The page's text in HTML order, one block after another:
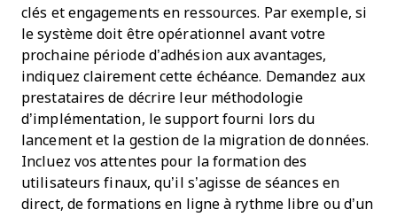
clés et engagements en ressources. Par exemple, si
le système doit être opérationnel avant votre
prochaine période d’adhésion aux avantages,
indiquez clairement cette échéance. Demandez aux
prestataires de décrire leur méthodologie
d’implémentation, le support fourni lors du
lancement et la gestion de la migration de données.
Incluez vos attentes pour la formation des
utilisateurs finaux, qu’il s’agisse de séances en
direct, de formations en ligne à rythme libre ou d’un